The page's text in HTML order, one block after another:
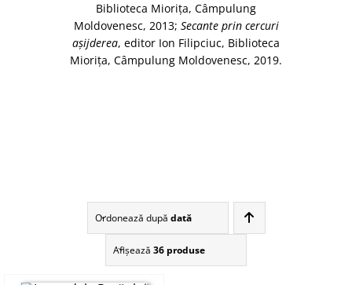
Biblioteca Miorița, Câmpulung
Moldovenesc, 2013; Secante prin cercuri
așijderea, editor Ion Filipciuc, Biblioteca
Miorița, Câmpulung Moldovenesc, 2019.
Ordonează după dată
Afişează 36 produse